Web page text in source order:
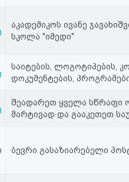
აკადემიკოს ივანე
სკოლა "იმედი"
საიტების, ლოგოტიპების,
დოკუმენტების,
შეადარეთ ყველა სწრაფი
მარტივად და გააკეთეთ
ბევრი გასაზიარებელი